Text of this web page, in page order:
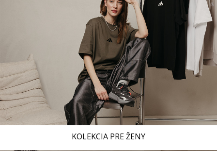
KOLEKCIA PRE ŽENY